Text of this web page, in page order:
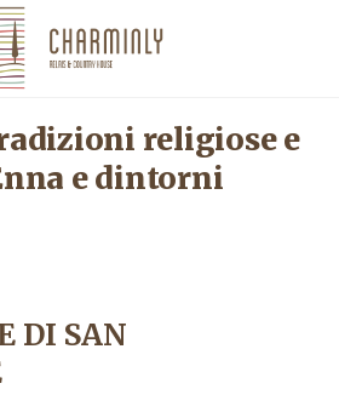
religiose e
e dintorni
DI SAN